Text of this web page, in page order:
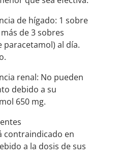
de hígado: 1 sobre
de 3 sobres
paracetamol) al día.
renal: No pueden
debido a su
650 mg.
contraindicado en
a la dosis de sus